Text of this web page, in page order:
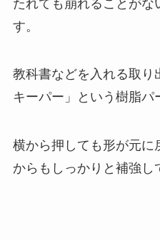
たれても崩れることがな
す。
教科書などを入れる取り
キーパー」という樹脂パ
横から押しても形が元に
からもしっかりと補強し